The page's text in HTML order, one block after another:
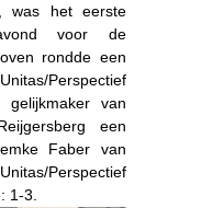
was het eerste
voor de
rondde een
Perspectief
van
een
Faber van
Perspectief
1-3.